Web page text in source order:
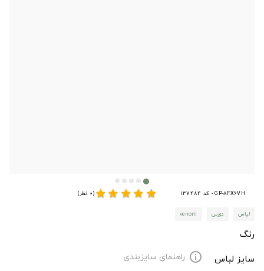
GP-8FX6VH - کد 137484 star
star
star
star
star(0 نظر)
لباس دورس venom
رنگ
سایز لباس
info راهنمای سایزبندی